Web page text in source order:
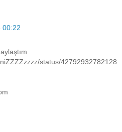
00:22
status/42792932782128